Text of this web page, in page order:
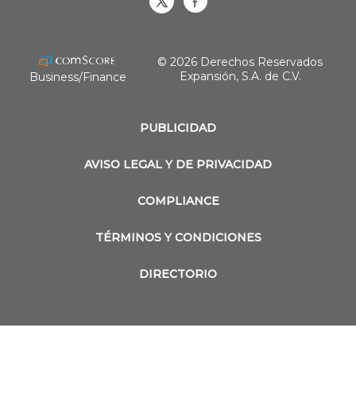
PUBLICIDAD
AVISO LEGAL Y DE PRIVACIDAD
COMPLIANCE
TÉRMINOS Y CONDICIONES
DIRECTORIO
Business/Finance
© 2026 Derechos Reservados
Expansión, S.A. de C.V.